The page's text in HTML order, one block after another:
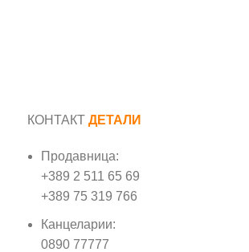
КОНТАКТ ДЕТАЛИ
Продавница:
+389 2 511 65 69
+389 75 319 766
Канцеларии:
0890 77777